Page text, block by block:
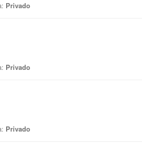
Privado
Privado
Privado